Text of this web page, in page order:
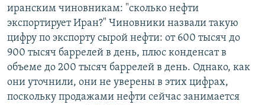
иранским чиновникам: "сколько нефти
экспортирует Иран?" Чиновники назвали такую
цифру по экспорту сырой нефти: от 600 тысяч до
900 тысяч баррелей в день, плюс конденсат в
объеме до 200 тысяч баррелей в день. Однако, как
они уточнили, они не уверены в этих цифрах,
поскольку продажами нефти сейчас занимается